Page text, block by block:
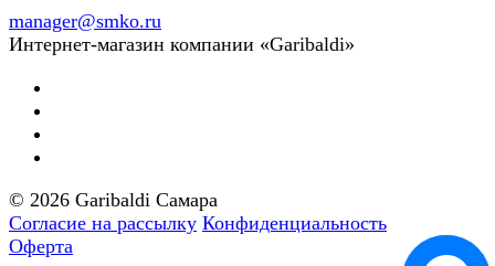
manager@smko.ru
Интернет-магазин компании «Garibaldi»
© 2026 Garibaldi Самара
Согласие на рассылку Конфиденциальность
Оферта